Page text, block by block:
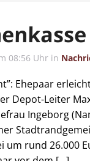
08:56 Uhr in
Ehepaar
Depot-Leiter
Ingeborg
um rund 26.000